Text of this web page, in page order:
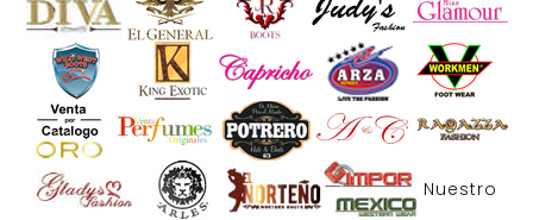
Nuestro